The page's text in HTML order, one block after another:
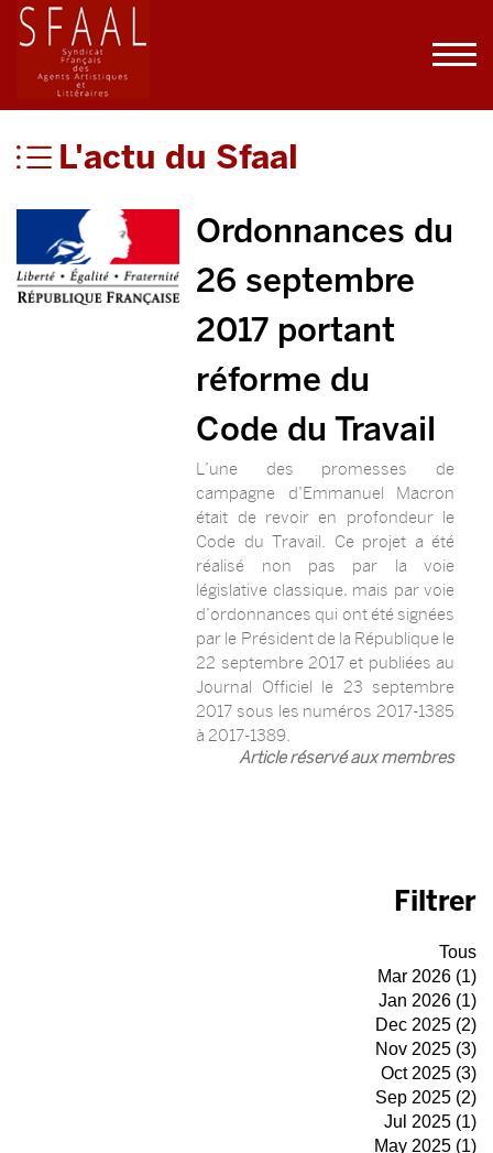
L'actu du Sfaal
Ordonnances du
26 septembre
2017 portant
réforme du
Code du Travail
L’une des promesses de
campagne d’Emmanuel Macron
était de revoir en profondeur le
Code du Travail. Ce projet a été
réalisé non pas par la voie
législative classique, mais par voie
d’ordonnances qui ont été signées
par le Président de la République le
22 septembre 2017 et publiées au
Journal Officiel le 23 septembre
2017 sous les numéros 2017-1385
à 2017-1389.
Article réservé aux membres
Filtrer
Tous
Mar 2026 (1)
Jan 2026 (1)
Dec 2025 (2)
Nov 2025 (3)
Oct 2025 (3)
Sep 2025 (2)
Jul 2025 (1)
May 2025 (1)